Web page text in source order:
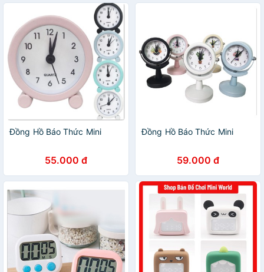
Đồng Hồ Báo Thức Mini
55.000 đ
Đồng Hồ Báo Thức Mini
59.000 đ